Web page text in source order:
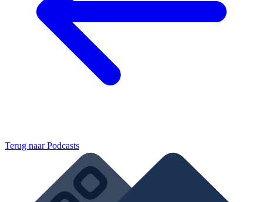
Terug naarPodcasts